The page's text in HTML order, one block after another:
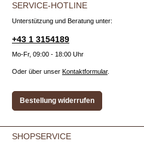
SERVICE-HOTLINE
Unterstützung und Beratung unter:
+43 1 3154189
Mo-Fr, 09:00 - 18:00 Uhr
Oder über unser Kontaktformular.
Bestellung widerrufen
SHOPSERVICE